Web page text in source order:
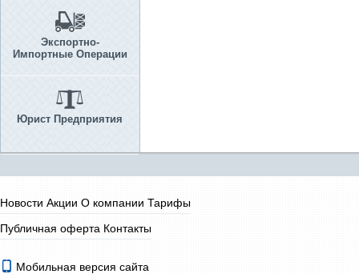
Экспортно-
Импортные Операции
Юрист Предприятия
Новости Акции О компании Тарифы
Публичная оферта Контакты
Мобильная версия сайта